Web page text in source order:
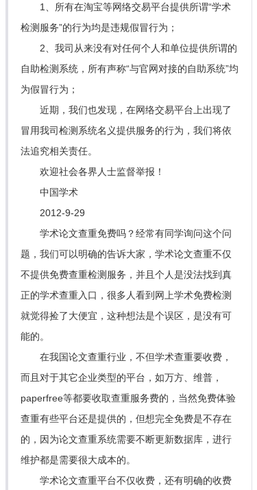
1、所有在淘宝等网络交易平台提供所谓“学术
检测服务”的行为均是违规假冒行为；
2、我司从来没有对任何个人和单位提供所谓的
自助检测系统，所有声称“与官网对接的自助系统”均
为假冒行为；
近期，我们也发现，在网络交易平台上出现了
冒用我司检测系统名义提供服务的行为，我们将依
法追究相关责任。
欢迎社会各界人士监督举报！
中国学术
2012-9-29
学术论文查重免费吗？经常有同学询问这个问
题，我们可以明确的告诉大家，学术论文查重不仅
不提供免费查重检测服务，并且个人是没法找到真
正的学术查重入口，很多人看到网上学术免费检测
就觉得捡了大便宜，这种想法是个误区，是没有可
能的。
在我国论文查重行业，不但学术查重要收费，
而且对于其它企业类型的平台，如万方、维普，
paperfree等都要收取查重服务费的，当然免费体验
查重有些平台还是提供的，但想完全免费是不存在
的，因为论文查重系统需要不断更新数据库，进行
维护都是需要很大成本的。
学术论文查重平台不仅收费，还有明确的收费